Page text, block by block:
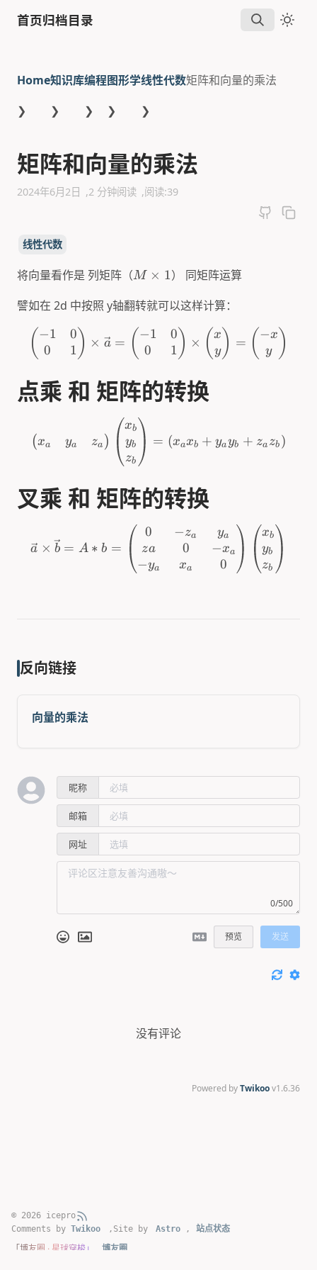
首页归档目录
Home
❯
知识库
❯
编程
❯
图形学
❯
线性代数
❯
矩阵和向量的乘法
矩阵和向量的乘法
2024年6月2日 2 分钟阅读 阅读:39
线性代数
将向量看作是 列矩阵（M × 1） 同矩阵运算
譬如在 2d 中按照 y轴翻转就可以这样计算：
( −1
0
0
1 ) × a = ( −1
0
0
1 ) × (x
y ) = ( −x
y
)
点乘 和 矩阵的转换
(xa ya za )
xb
yb
zb
= (xaxb + yayb + za zb )
叉乘 和 矩阵的转换
a × b = A ∗ b =
0
za
−ya
−za
0
xa
ya
−xa
0
xb
yb
zb
反向链接
向量的乘法
昵称
邮箱
网址
0/500
预览 发送
没有评论
Powered byTwikoov1.6.36
© 2026 icepro
Comments by Twikoo , Site by Astro , 站点状态
「博友圈 · 星球穿梭」 博友圈